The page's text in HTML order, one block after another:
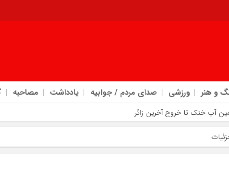
و هنر ورزشی صدای مردم / جوابیه یادداشت مصاحبه
در موکب مرکزی دهلران
در مرزها و تهدیدهای جاده‌ ای در مسیر زائران
برتر خدمت‌ رسانی در اربعین